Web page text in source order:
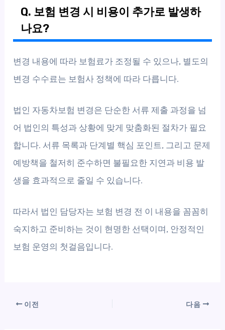
Q. 보험 변경 시 비용이 추가로 발생하
나요?
변경 내용에 따라 보험료가 조정될 수 있으나, 별도의
변경 수수료는 보험사 정책에 따라 다릅니다.
법인 자동차보험 변경은 단순한 서류 제출 과정을 넘
어 법인의 특성과 상황에 맞게 맞춤화된 절차가 필요
합니다. 서류 목록과 단계별 핵심 포인트, 그리고 문제
예방책을 철저히 준수하면 불필요한 지연과 비용 발
생을 효과적으로 줄일 수 있습니다.
따라서 법인 담당자는 보험 변경 전 이 내용을 꼼꼼히
숙지하고 준비하는 것이 현명한 선택이며, 안정적인
보험 운영의 첫걸음입니다.
이전 다음